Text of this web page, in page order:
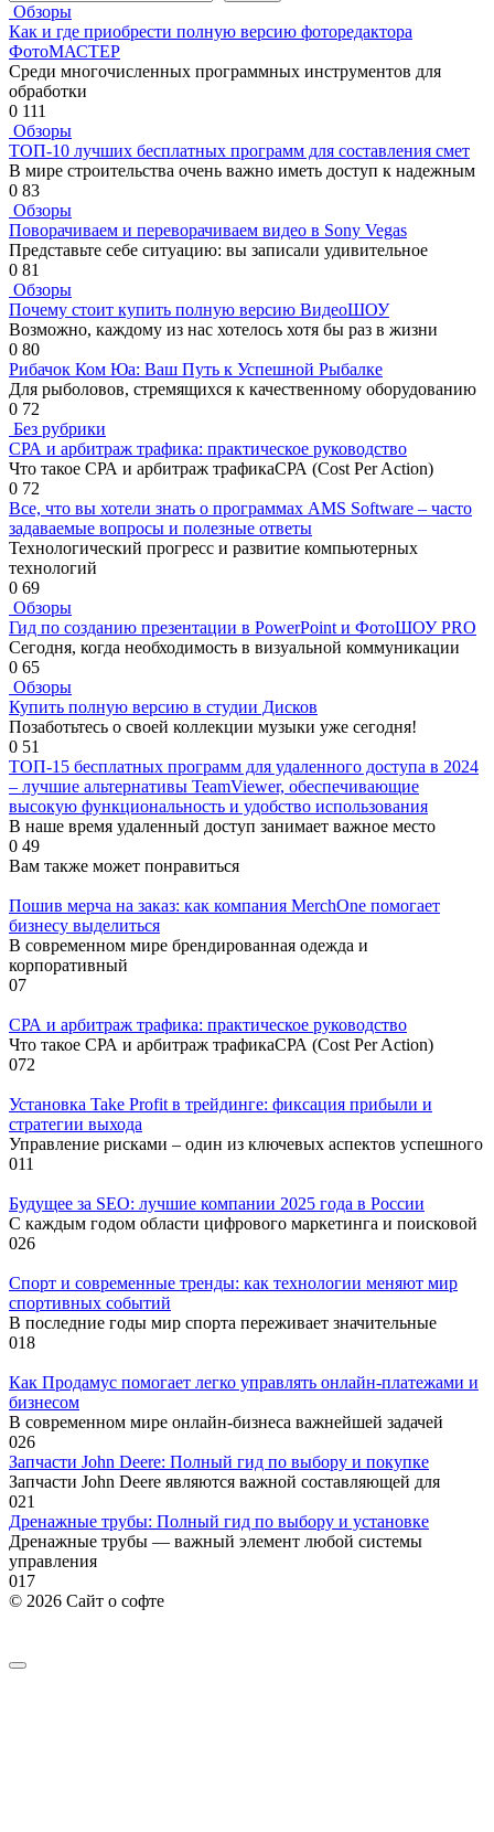
Обзоры
Как и где приобрести полную версию фоторедактора
ФотоМАСТЕР
Среди многочисленных программных инструментов для
обработки
0 111
Обзоры
ТОП-10 лучших бесплатных программ для составления смет
В мире строительства очень важно иметь доступ к надежным
0 83
Обзоры
Поворачиваем и переворачиваем видео в Sony Vegas
Представьте себе ситуацию: вы записали удивительное
0 81
Обзоры
Почему стоит купить полную версию ВидеоШОУ
Возможно, каждому из нас хотелось хотя бы раз в жизни
0 80
Рибачок Ком Юа: Ваш Путь к Успешной Рыбалке
Для рыболовов, стремящихся к качественному оборудованию
0 72
Без рубрики
СРА и арбитраж трафика: практическое руководство
Что такое СРА и арбитраж трафикаСРА (Cost Per Action)
0 72
Все, что вы хотели знать о программах AMS Software – часто
задаваемые вопросы и полезные ответы
Технологический прогресс и развитие компьютерных
технологий
0 69
Обзоры
Гид по созданию презентации в PowerPoint и ФотоШОУ PRO
Сегодня, когда необходимость в визуальной коммуникации
0 65
Обзоры
Купить полную версию в студии Дисков
Позаботьтесь о своей коллекции музыки уже сегодня!
0 51
ТОП-15 бесплатных программ для удаленного доступа в 2024
– лучшие альтернативы TeamViewer, обеспечивающие
высокую функциональность и удобство использования
В наше время удаленный доступ занимает важное место
0 49
Вам также может понравиться
Пошив мерча на заказ: как компания MerchOne помогает
бизнесу выделиться
В современном мире брендированная одежда и
корпоративный
07
СРА и арбитраж трафика: практическое руководство
Что такое СРА и арбитраж трафикаСРА (Cost Per Action)
072
Установка Take Profit в трейдинге: фиксация прибыли и
стратегии выхода
Управление рисками – один из ключевых аспектов успешного
011
Будущее за SEO: лучшие компании 2025 года в России
С каждым годом области цифрового маркетинга и поисковой
026
Спорт и современные тренды: как технологии меняют мир
спортивных событий
В последние годы мир спорта переживает значительные
018
Как Продамус помогает легко управлять онлайн-платежами и
бизнесом
В современном мире онлайн-бизнеса важнейшей задачей
026
Запчасти John Deere: Полный гид по выбору и покупке
Запчасти John Deere являются важной составляющей для
021
Дренажные трубы: Полный гид по выбору и установке
Дренажные трубы — важный элемент любой системы
управления
017
© 2026 Сайт о софте